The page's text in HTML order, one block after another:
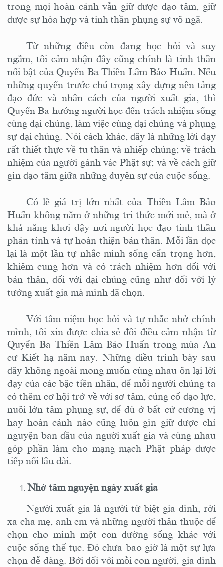
trong mọi hoàn cảnh vẫn giữ được đạo tâm, giữ
được sự hòa hợp và tinh thần phụng sự vô ngã.
Từ những điều còn đang học hỏi và suy
ngẫm, tôi cảm nhận đây cũng chính là tinh thần
nổi bật của Quyển Ba Thiền Lâm Bảo Huấn. Nếu
những quyển trước chú trọng xây dựng nền tảng
đạo đức và nhân cách của người xuất gia, thì
Quyển Ba hướng người học đến trách nhiệm sống
cùng đại chúng, làm việc cùng đại chúng và phụng
sự đại chúng. Nói cách khác, đây là những lời dạy
rất thiết thực về tu thân và nhiếp chúng; về trách
nhiệm của người gánh vác Phật sự; và về cách giữ
gìn đạo tâm giữa những duyên sự của cuộc sống.
Có lẽ giá trị lớn nhất của Thiền Lâm Bảo
Huấn không nằm ở những tri thức mới mẻ, mà ở
khả năng khơi dậy nơi người học đạo tinh thần
phản tỉnh và tự hoàn thiện bản thân. Mỗi lần đọc
lại là một lần tự nhắc mình sống cẩn trọng hơn,
khiêm cung hơn và có trách nhiệm hơn đối với
bản thân, đối với đại chúng cũng như đối với lý
tưởng xuất gia mà mình đã chọn.
Với tâm niệm học hỏi và tự nhắc nhở chính
mình, tôi xin được chia sẻ đôi điều cảm nhận từ
Quyển Ba Thiền Lâm Bảo Huấn trong mùa An
cư Kiết hạ năm nay. Những điều trình bày sau
đây không ngoài mong muốn cùng nhau ôn lại lời
dạy của các bậc tiền nhân, để mỗi người chúng ta
có thêm cơ hội trở về với sơ tâm, củng cố đạo lực,
nuôi lớn tâm phụng sự, để dù ở bất cứ cương vị
hay hoàn cảnh nào cũng luôn gìn giữ được chí
nguyện ban đầu của người xuất gia và cùng nhau
góp phần làm cho mạng mạch Phật pháp được
tiếp nối lâu dài.
Nhớ tâm nguyện ngày xuất gia
Người xuất gia là người từ biệt gia đình, rời
xa cha mẹ, anh em và những người thân thuộc để
chọn cho mình một con đường sống khác với
cuộc sống thế tục. Đó chưa bao giờ là một sự lựa
chọn dễ dàng. Bởi đối với mỗi con người, gia đình